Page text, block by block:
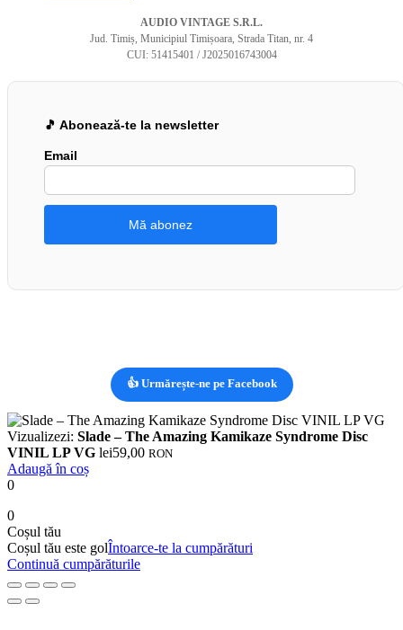
AUDIO VINTAGE S.R.L.
Jud. Timiș, Municipiul Timișoara, Strada Titan, nr. 4
CUI: 51415401 / J2025016743004
🎵 Abonează-te la newsletter
Email
👍 Urmărește-ne pe Facebook
Vizualizezi: Slade – The Amazing Kamikaze Syndrome Disc
VINIL LP VG lei59,00 RON
Adaugă în coș
0
0
Coșul tău
Coșul tău este golÎntoarce-te la cumpărături
Continuă cumpărăturile